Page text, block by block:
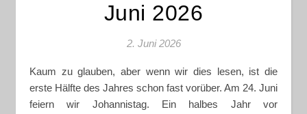
Juni 2026
2. Juni 2026
Kaum zu glauben, aber wenn wir dies lesen, ist die
erste Hälfte des Jahres schon fast vorüber. Am 24. Juni
feiern wir Johannistag. Ein halbes Jahr vor